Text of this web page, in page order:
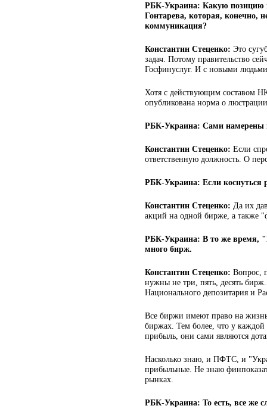
РБК-Украина: Какую позицию
Гонтарева, которая, конечно,
коммуникация?
Константин Стеценко: Это
задач. Потому правительство
Госфинуслуг. И с новыми
Хотя с действующим составом
опубликована норма о
РБК-Украина: Сами намерены
Константин Стеценко: Если
ответственную должность. О
РБК-Украина: Если
Константин Стеценко: Да их
акций на одной бирже, а также
РБК-Украина: В то же время,
много бирж.
Константин Стеценко: Вопрос,
нужны не три, пять, десять
Национального депозитария и
Все биржи имеют право на
биржах. Тем более, что у
прибыль, они сами являются
Насколько знаю, и ПФТС, и
прибыльные. Не знаю
рынках.
РБК-Украина: То есть, все же